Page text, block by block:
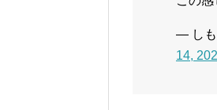
— しも
14,